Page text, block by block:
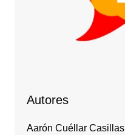
Autores
Aarón Cuéllar